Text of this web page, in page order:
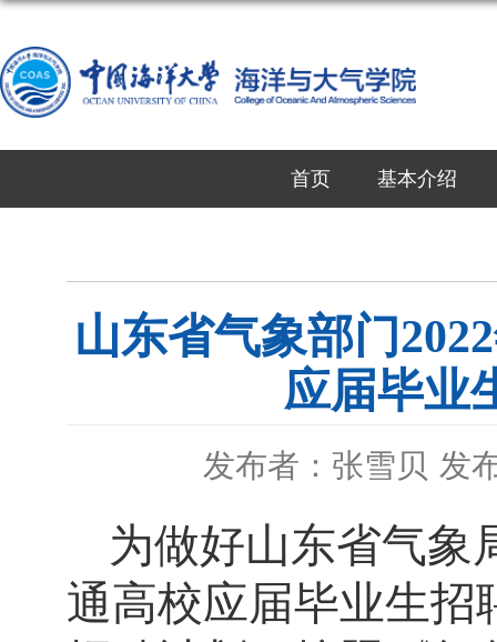
首页 基本介绍
山东省气象部门
应届毕业
发布者：张雪贝 发
为做好山东省气象
通高校应届毕业生招